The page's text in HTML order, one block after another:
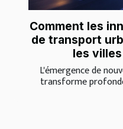
Comment les
de transport
les
L'émergence de
transforme